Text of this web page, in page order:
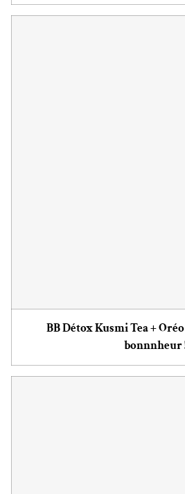
BB Détox Kusmi Tea +
bonnnheur